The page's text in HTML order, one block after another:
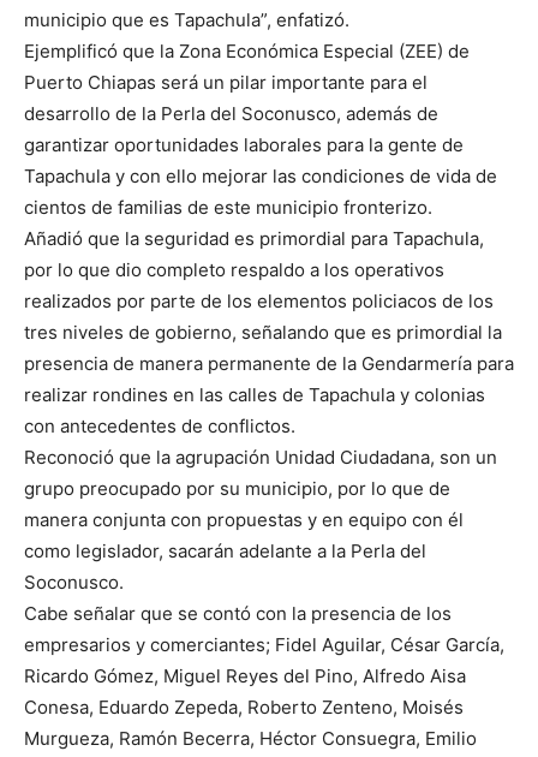
municipio que es Tapachula”, enfatizó.
Ejemplificó que la Zona Económica Especial (ZEE) de
Puerto Chiapas será un pilar importante para el
desarrollo de la Perla del Soconusco, además de
garantizar oportunidades laborales para la gente de
Tapachula y con ello mejorar las condiciones de vida de
cientos de familias de este municipio fronterizo.
Añadió que la seguridad es primordial para Tapachula,
por lo que dio completo respaldo a los operativos
realizados por parte de los elementos policiacos de los
tres niveles de gobierno, señalando que es primordial la
presencia de manera permanente de la Gendarmería para
realizar rondines en las calles de Tapachula y colonias
con antecedentes de conflictos.
Reconoció que la agrupación Unidad Ciudadana, son un
grupo preocupado por su municipio, por lo que de
manera conjunta con propuestas y en equipo con él
como legislador, sacarán adelante a la Perla del
Soconusco.
Cabe señalar que se contó con la presencia de los
empresarios y comerciantes; Fidel Aguilar, César García,
Ricardo Gómez, Miguel Reyes del Pino, Alfredo Aisa
Conesa, Eduardo Zepeda, Roberto Zenteno, Moisés
Murgueza, Ramón Becerra, Héctor Consuegra, Emilio